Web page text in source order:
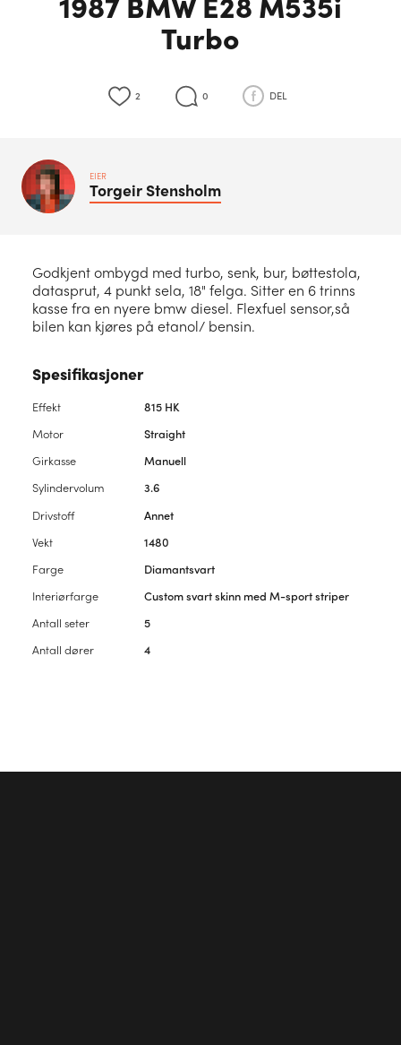
Turbo
2 0 DEL
EIER
Torgeir Stensholm
Godkjent ombygd med turbo, senk, bur, bøttestola,
datasprut, 4 punkt sela, 18" felga. Sitter en 6 trinns
kasse fra en nyere bmw diesel. Flexfuel sensor,så
bilen kan kjøres på etanol/ bensin.
Spesifikasjoner
Effekt
815 HK
Motor
Straight
Girkasse
Manuell
Sylindervolum
3.6
Drivstoff
Annet
Vekt
1480
Farge
Diamantsvart
Interiørfarge
Custom svart skinn med M-sport striper
Antall seter
5
Antall dører
4